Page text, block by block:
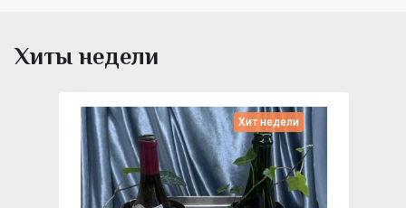
Хиты недели
Хит недели